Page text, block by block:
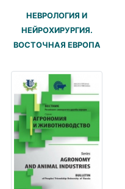
НЕВРОЛОГИЯ И
НЕЙРОХИРУРГИЯ.
ВОСТОЧНАЯ ЕВРОПА